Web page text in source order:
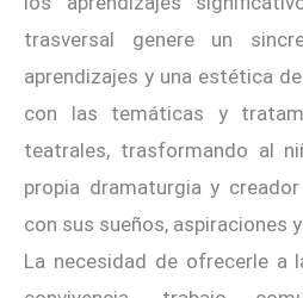
trasversal genere un
aprendizajes y una estética
con las temáticas y
teatrales, trasformando al
propia dramaturgia y
con sus sueños, aspiraciones
La necesidad de ofrecerle a